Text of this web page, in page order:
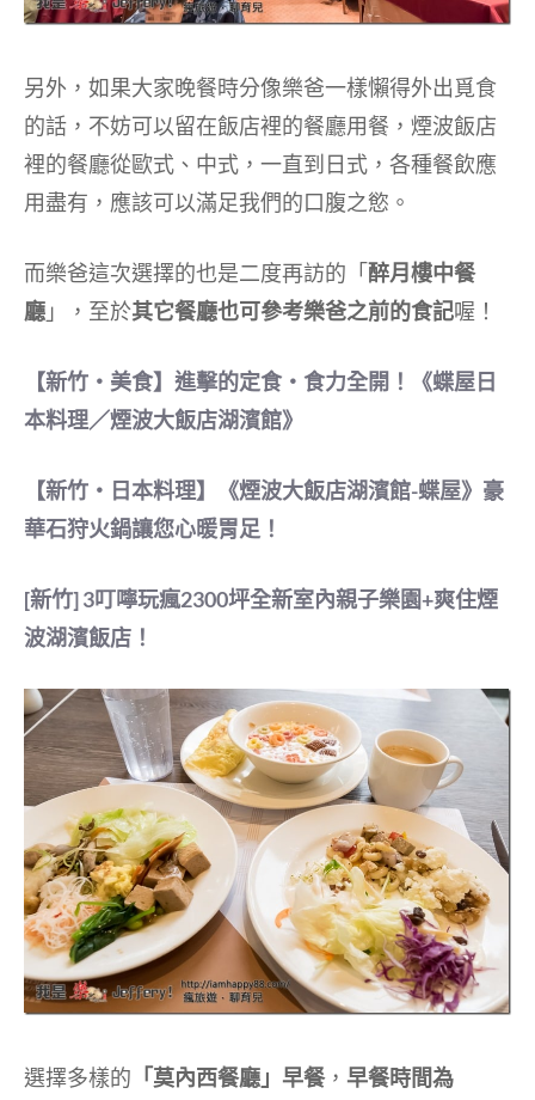
另外，如果大家晚餐時分像樂爸一樣懶得外出覓食
的話，不妨可以留在飯店裡的餐廳用餐，煙波飯店
裡的餐廳從歐式、中式，一直到日式，各種餐飲應
用盡有，應該可以滿足我們的口腹之慾。
而樂爸這次選擇的也是二度再訪的「醉月樓中餐
廳 」，至於其它餐廳也可參考樂爸之前的食記喔！
【新竹‧美食】進擊的定食‧食力全開！《蝶屋日
本料理／煙波大飯店湖濱館》
【新竹‧日本料理】《煙波大飯店湖濱館-蝶屋》豪
華石狩火鍋讓您心暖胃足！
[新竹] 3叮嚀玩瘋2300坪全新室內親子樂園+爽住煙
波湖濱飯店！
選擇多樣的 「莫內西餐廳」早餐， 早餐時間為